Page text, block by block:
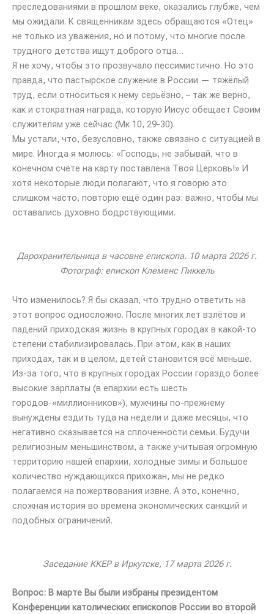
преследованиями в прошлом веке, оказались глубже, чем
мы ожидали. К священникам здесь обращаются «Отец»
не только из уважения, но и потому, что многие после
трудного детства ищут доброго отца…
Я не хочу, чтобы это прозвучало пессимистично. Но это
правда, что пастырское служение в России — тяжёлый
труд, если относиться к нему серьёзно, – так же верно,
как и стократная награда, которую Иисус обещает Своим
служителям уже сейчас (Мк 10, 29-30).
Мы устали, что, безусловно, также связано с ситуацией в
мире. Иногда я молюсь: «Господь, не забывай, что в
конечном счёте на карту поставлена Твоя Церковь!» И
хотя некоторые люди полагают, что я говорю это
слишком часто, повторю ещё один раз: важно, чтобы мы
оставались духовно бодрствующими.
Дарохранительница в часовне епископа. 10 марта 2026 г.
Фотограф: епископ Клеменс Пиккель
Что изменилось? Я бы сказал, что трудно ответить на
этот вопрос односложно. После многих лет взлётов и
падений приходская жизнь в крупных городах в какой-то
степени стабилизировалась. При этом, как в наших
приходах, так и в целом, детей становится всё меньше.
Из-за того, что в крупных городах России гораздо более
высокие зарплаты (в епархии есть шесть
городов-«миллионников»), мужчины по-прежнему
вынуждены ездить туда на недели и даже месяцы, что
негативно сказывается на сплоченности семьи. Будучи
религиозным меньшинством, а также учитывая огромную
территорию нашей епархии, холодные зимы и большое
количество нуждающихся прихожан, мы не редко
полагаемся на пожертвования извне. А это, конечно,
сложная история во времена экономических санкций и
подобных ограничений.
Заседание ККЕР в Иркутске, 17 марта 2026 г.
Вопрос: В марте Вы были избраны президентом
Конференции католических епископов России во второй